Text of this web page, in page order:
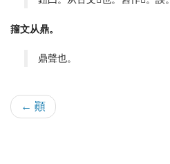
籒文从鼎。
鼎聲也。
← 顚